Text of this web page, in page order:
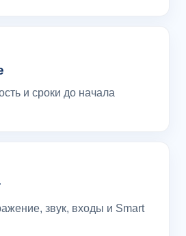
и сроки до начала
звук, входы и Smart